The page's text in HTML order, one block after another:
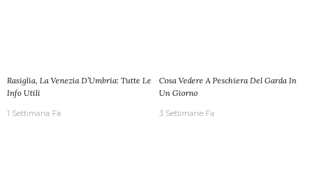
Rasiglia, La Venezia D’Umbria: Tutte Le
Info Utili
1 Settimana Fa
Cosa Vedere A Peschiera Del Garda In
Un Giorno
3 Settimane Fa